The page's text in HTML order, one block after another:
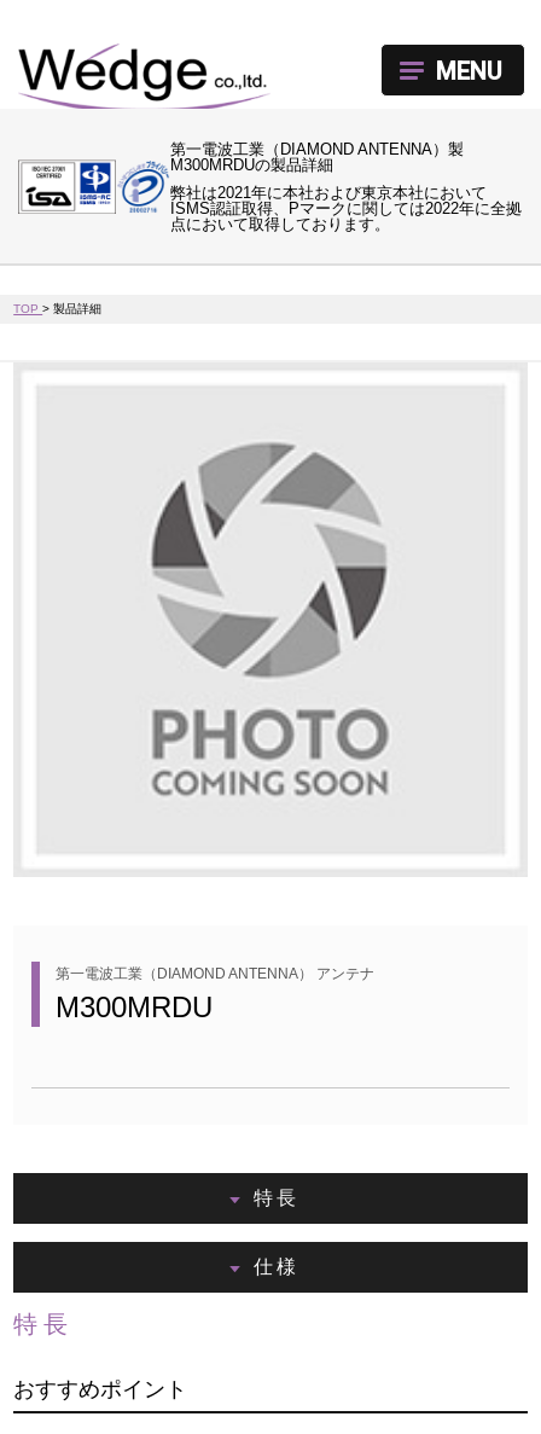
第一電波工業（DIAMOND ANTENNA）製
M300MRDUの製品詳細
弊社は2021年に本社および東京本社において
ISMS認証取得、Pマークに関しては2022年に全拠
点において取得しております。
MENU
TOP>製品詳細
第一電波工業（DIAMOND ANTENNA） アンテナ
M300MRDU
特長
仕様
特長
おすすめポイント